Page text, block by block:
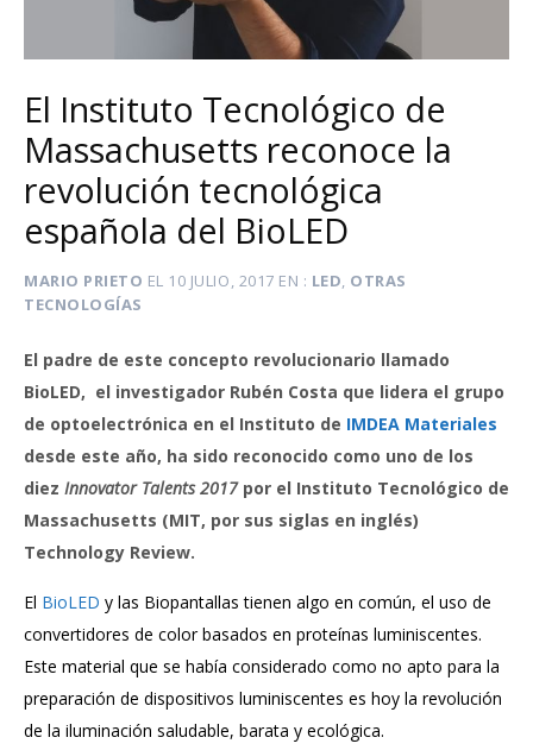
El Instituto Tecnológico de
Massachusetts reconoce la
revolución tecnológica
española del BioLED
MARIO PRIETO EL 10 JULIO, 2017 EN LED, OTRAS
TECNOLOGÍAS
El padre de este concepto revolucionario llamado
BioLED, el investigador Rubén Costa que lidera el grupo
de optoelectrónica en el Instituto de IMDEA Materiales
desde este año, ha sido reconocido como uno de los
diez Innovator Talents 2017por el Instituto Tecnológico de
Massachusetts (MIT, por sus siglas en inglés)
Technology Review.
El BioLED y las Biopantallas tienen algo en común, el uso de
convertidores de color basados en proteínas luminiscentes.
Este material que se había considerado como no apto para la
preparación de dispositivos luminiscentes es hoy la revolución
de la iluminación saludable, barata y ecológica.